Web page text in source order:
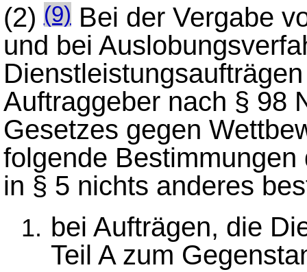
(2)(9) Bei der Vergabe
und bei
Auftraggeber nach § 98
Gesetzes gegen
folgende
in § 5 nichts anderes
bei Aufträgen, die
Teil A zum